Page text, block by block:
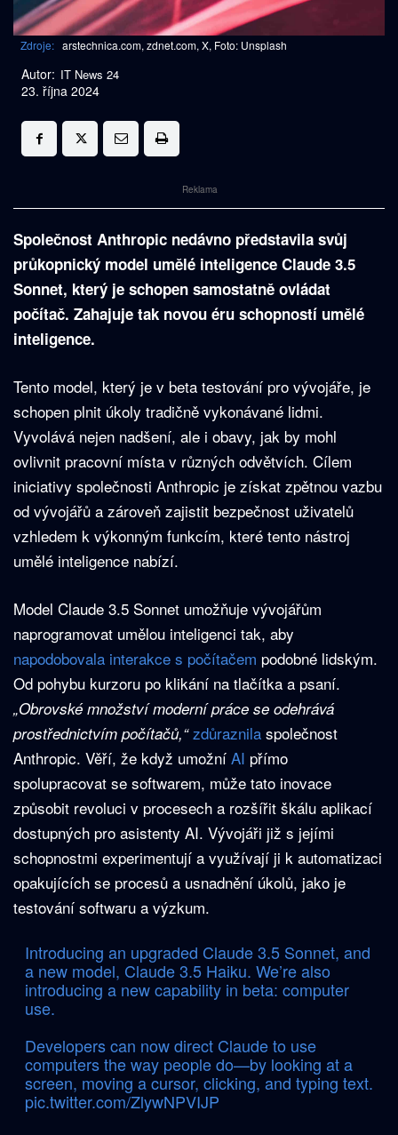
Zdroje: arstechnica.com, zdnet.com, X, Foto: Unsplash
Autor: IT News 24
23. října 2024
Reklama
Společnost Anthropic nedávno představila svůj
průkopnický model umělé inteligence Claude 3.5
Sonnet, který je schopen samostatně ovládat
počítač. Zahajuje tak novou éru schopností umělé
inteligence.
Tento model, který je v beta testování pro vývojáře, je
schopen plnit úkoly tradičně vykonávané lidmi.
Vyvolává nejen nadšení, ale i obavy, jak by mohl
ovlivnit pracovní místa v různých odvětvích. Cílem
iniciativy společnosti Anthropic je získat zpětnou vazbu
od vývojářů a zároveň zajistit bezpečnost uživatelů
vzhledem k výkonným funkcím, které tento nástroj
umělé inteligence nabízí.
Model Claude 3.5 Sonnet umožňuje vývojářům
naprogramovat umělou inteligenci tak, aby
napodobovala interakce s počítačem podobné lidským.
Od pohybu kurzoru po klikání na tlačítka a psaní.
„Obrovské množství moderní práce se odehrává
prostřednictvím počítačů,“zdůraznila společnost
Anthropic. Věří, že když umožní AI přímo
spolupracovat se softwarem, může tato inovace
způsobit revoluci v procesech a rozšířit škálu aplikací
dostupných pro asistenty AI. Vývojáři již s jejími
schopnostmi experimentují a využívají ji k automatizaci
opakujících se procesů a usnadnění úkolů, jako je
testování softwaru a výzkum.
Introducing an upgraded Claude 3.5 Sonnet, and
a new model, Claude 3.5 Haiku. We’re also
introducing a new capability in beta: computer
use.
Developers can now direct Claude to use
computers the way people do—by looking at a
screen, moving a cursor, clicking, and typing text.
pic.twitter.com/ZlywNPVIJP